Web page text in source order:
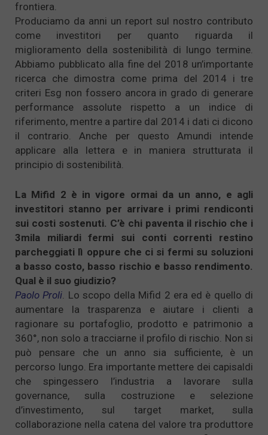
frontiera.
Produciamo da anni un report sul nostro contributo
come investitori per quanto riguarda il
miglioramento della sostenibilità di lungo termine.
Abbiamo pubblicato alla fine del 2018 un’importante
ricerca che dimostra come prima del 2014 i tre
criteri Esg non fossero ancora in grado di generare
performance assolute rispetto a un indice di
riferimento, mentre a partire dal 2014 i dati ci dicono
il contrario. Anche per questo Amundi intende
applicare alla lettera e in maniera strutturata il
principio di sostenibilità.
La Mifid 2 è in vigore ormai da un anno, e agli
investitori stanno per arrivare i primi rendiconti
sui costi sostenuti. C’è chi paventa il rischio che i
3mila miliardi fermi sui conti correnti restino
parcheggiati lì oppure che ci si fermi su soluzioni
a basso costo, basso rischio e basso rendimento.
Qual è il suo giudizio?
Paolo Proli . Lo scopo della Mifid 2 era ed è quello di
aumentare la trasparenza e aiutare i clienti a
ragionare su portafoglio, prodotto e patrimonio a
360°, non solo a tracciarne il profilo di rischio. Non si
può pensare che un anno sia sufficiente, è un
percorso lungo. Era importante mettere dei capisaldi
che spingessero l’industria a lavorare sulla
governance, sulla costruzione e selezione
d’investimento, sul target market, sulla
collaborazione nella catena del valore tra produttore